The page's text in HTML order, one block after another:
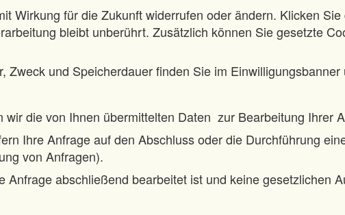
Wirkung für die Zukunft widerrufen oder ändern. Klicken
bleibt unberührt. Zusätzlich können Sie gesetzte
Zweck und Speicherdauer finden Sie im
die von Ihnen übermittelten Daten zur Bearbeitung Ihrer
Ihre Anfrage auf den Abschluss oder die Durchführung
von Anfragen).
Anfrage abschließend bearbeitet ist und keine gesetzlichen